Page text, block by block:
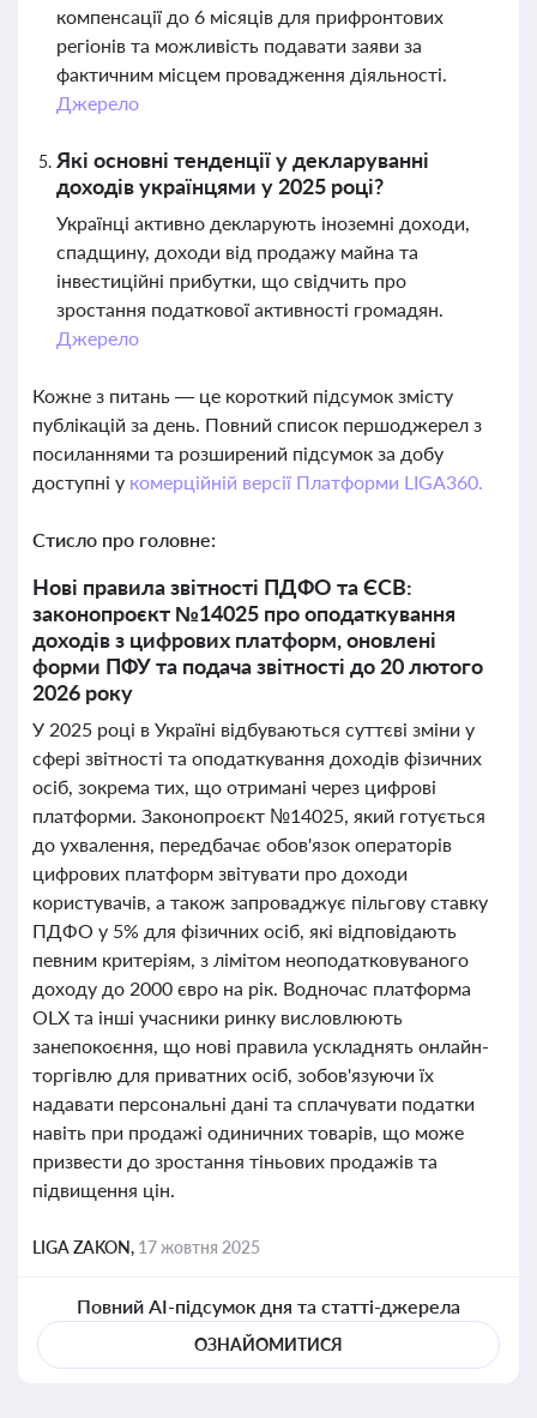
компенсації до 6 місяців для прифронтових
регіонів та можливість подавати заяви за
фактичним місцем провадження діяльності.
Джерело
Які основні тенденції у декларуванні
доходів українцями у 2025 році?
Українці активно декларують іноземні доходи,
спадщину, доходи від продажу майна та
інвестиційні прибутки, що свідчить про
зростання податкової активності громадян.
Джерело
Кожне з питань — це короткий підсумок змісту
публікацій за день. Повний список першоджерел з
посиланнями та розширений підсумок за добу
доступні у комерційній версії Платформи LIGA360.
Стисло про головне:
Нові правила звітності ПДФО та ЄСВ:
законопроєкт №14025 про оподаткування
доходів з цифрових платформ, оновлені
форми ПФУ та подача звітності до 20 лютого
2026 року
У 2025 році в Україні відбуваються суттєві зміни у
сфері звітності та оподаткування доходів фізичних
осіб, зокрема тих, що отримані через цифрові
платформи. Законопроєкт №14025, який готується
до ухвалення, передбачає обов'язок операторів
цифрових платформ звітувати про доходи
користувачів, а також запроваджує пільгову ставку
ПДФО у 5% для фізичних осіб, які відповідають
певним критеріям, з лімітом неоподатковуваного
доходу до 2000 євро на рік. Водночас платформа
OLX та інші учасники ринку висловлюють
занепокоєння, що нові правила ускладнять онлайн-
торгівлю для приватних осіб, зобов'язуючи їх
надавати персональні дані та сплачувати податки
навіть при продажі одиничних товарів, що може
призвести до зростання тіньових продажів та
підвищення цін.
LIGA ZAKON, 17 жовтня 2025
Повний AI-підсумок дня та статті-джерела
ОЗНАЙОМИТИСЯ